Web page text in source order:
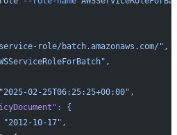
role/batch.amazonaws.com/",
02-25T06:25:25+00:00",
:
{
"2012-10-17",